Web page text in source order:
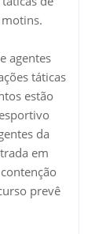
agentes
táticas
estão
da
em
prevê